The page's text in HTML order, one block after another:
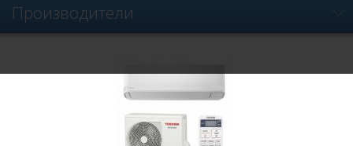
Производители